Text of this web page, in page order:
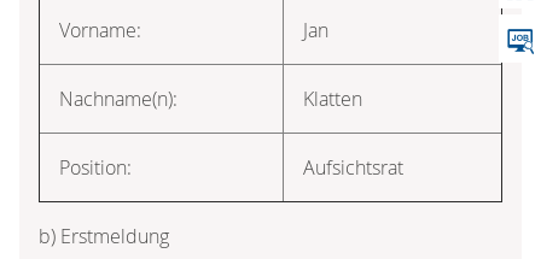
Vorname: Jan
Nachname(n): Klatten
Position: Aufsichtsrat
b) Erstmeldung